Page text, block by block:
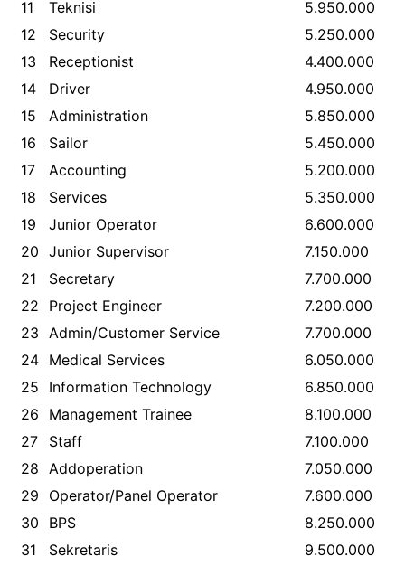
11
Teknisi
5.950.000
12
Security
5.250.000
13
Receptionist
4.400.000
14
Driver
4.950.000
15
Administration
5.850.000
16
Sailor
5.450.000
17
Accounting
5.200.000
18
Services
5.350.000
19
Junior Operator
6.600.000
20 Junior Supervisor
7.150.000
21
Secretary
7.700.000
22
Project Engineer
7.200.000
23
Admin/Customer Service
7.700.000
24 Medical Services
6.050.000
25
Information Technology
6.850.000
26
Management Trainee
8.100.000
27
Staff
7.100.000
28
Addoperation
7.050.000
29
Operator/Panel Operator
7.600.000
30
BPS
8.250.000
31
Sekretaris
9.500.000